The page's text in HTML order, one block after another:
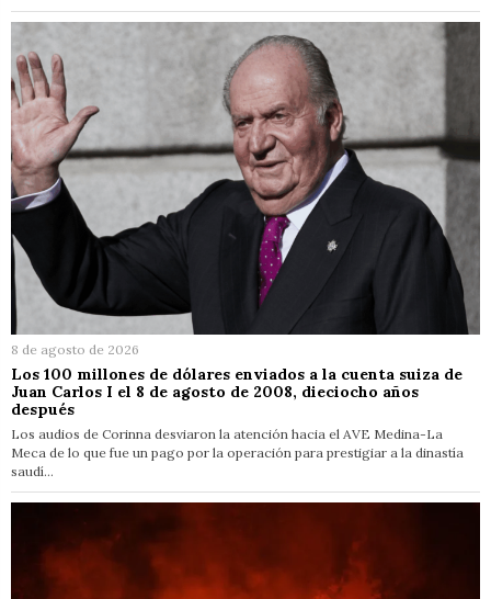
8 de agosto de 2026
Los 100 millones de dólares enviados a la cuenta suiza de
Juan Carlos I el 8 de agosto de 2008, dieciocho años
después
Los audios de Corinna desviaron la atención hacia el AVE Medina-La
Meca de lo que fue un pago por la operación para prestigiar a la dinastía
saudí…